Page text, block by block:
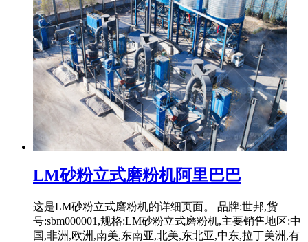
LM砂粉立式磨粉机阿里巴巴
这是LM砂粉立式磨粉机的详细页面。 品牌:世邦,货
号:sbm000001,规格:LM砂粉立式磨粉机,主要销售地区:中
国,非洲,欧洲,南美,东南亚,北美,东北亚,中东,拉丁美洲,有